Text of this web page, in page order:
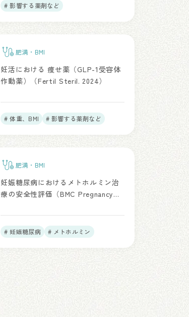
# 影響する薬剤など
肥満・BMI
妊活における 痩せ薬（GLP-1受容体
作動薬）（Fertil Steril. 2024）
# 体重、BMI # 影響する薬剤など
肥満・BMI
妊娠糖尿病におけるメトホルミン治
療の安全性評価（BMC Pregnancy
# 妊娠糖尿病 # メトホルミン